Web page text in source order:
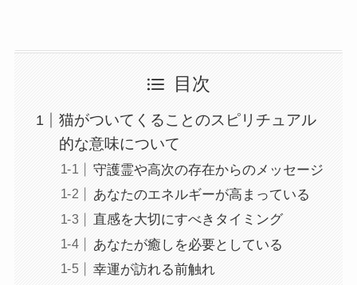
目次
猫がついてくることのスピリチュアル
的な意味について
守護霊や高次の存在からのメッセージ
あなたのエネルギーが高まっている
直感を大切にすべきタイミング
あなたが癒しを必要としている
幸運が訪れる前触れ